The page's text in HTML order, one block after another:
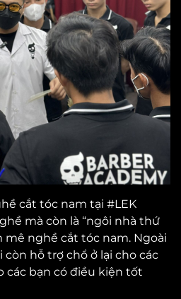
cắt tóc nam tại #LEK
mà còn là “ngôi nhà thứ
mê nghề cắt tóc nam. Ngoài
hỗ trợ chổ ở lại cho các
các bạn có điều kiện tốt